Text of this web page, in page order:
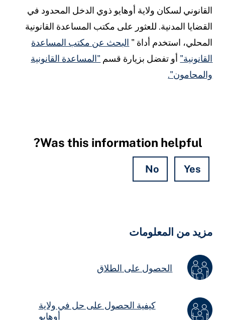
القانوني لسكان ولاية أوهايو ذوي الدخل المحدود في
القضايا المدنية. للعثور على مكتب المساعدة القانونية
المحلي، استخدم أداة "البحث عن مكتب المساعدة
القانونية"أو تفضل بزيارة قسم"المساعدة القانونية
والمحامون".
Was this information helpful?
Yes
No
مزيد من المعلومات
الحصول على الطلاق
كيفية الحصول على حل في ولاية
أوهايو